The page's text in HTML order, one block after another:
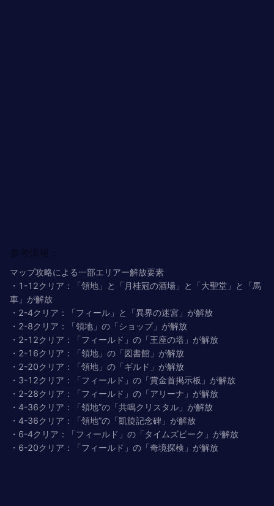
参考情報：
マップ攻略による一部エリアー解放要素
・1-12クリア：「領地」と「月桂冠の酒場」と「大聖堂」と「馬
車」が解放
・2-4クリア：「フィール」と「異界の迷宮」が解放
・2-8クリア：「領地」の「ショップ」が解放
・2-12クリア：「フィールド」の「王座の塔」が解放
・2-16クリア：「領地」の「図書館」が解放
・2-20クリア：「領地」の「ギルド」が解放
・3-12クリア：「フィールド」の「賞金首掲示板」が解放
・2-28クリア：「フィールド」の「アリーナ」が解放
・4-36クリア：「領地”の「共鳴クリスタル」が解放
・4-36クリア：「領地”の「凱旋記念碑」が解放
・6-4クリア：「フィールド」の「タイムズピーク」が解放
・6-20クリア：「フィールド」の「奇境探検」が解放